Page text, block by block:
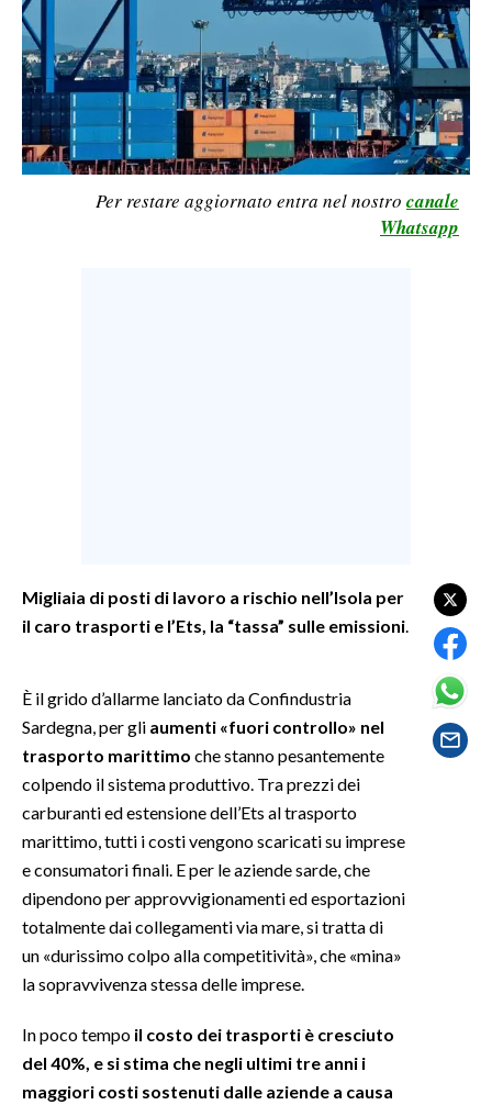
LAVORO
BANDI
SPORT IN SARDEGNA
SPORT
RISULTATI E CLASSIFICHE
SARDEGNA TURISMO
NOTIZIE
EVENTI
#CARAUNIONE
3 MINUTI CON
ABBONATI
ANNUNCI
Per restare aggiornato entra nel nostro canale
Whatsapp
Migliaia di posti di lavoro a rischio nell’Isola per
il caro trasporti e l’Ets, la “tassa” sulle emissioni
È il grido d’allarme lanciato da Confindustria
Sardegna, per gli aumenti «fuori controllo» nel
trasporto marittimo che stanno pesantemente
colpendo il sistema produttivo. Tra prezzi dei
carburanti ed estensione dell’Ets al trasporto
marittimo, tutti i costi vengono scaricati su imprese
e consumatori finali. E per le aziende sarde, che
dipendono per approvvigionamenti ed esportazioni
totalmente dai collegamenti via mare, si tratta di
un «durissimo colpo alla competitività», che «mina»
la sopravvivenza stessa delle imprese.
In poco tempo il costo dei trasporti è cresciuto
del 40%, e si stima che negli ultimi tre anni i
maggiori costi sostenuti dalle aziende a causa